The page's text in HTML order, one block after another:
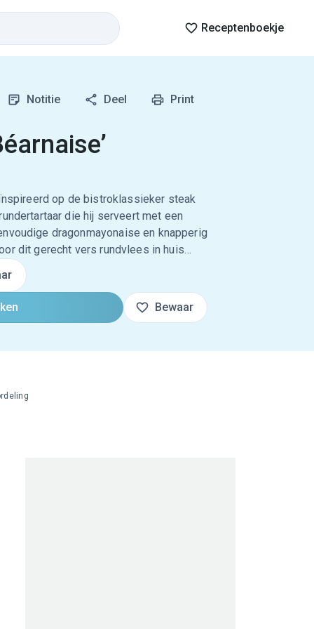
Receptenboekje
Notitie Deel Print
op de bistroklassieker steak
die hij serveert met een
dragonmayonaise en knapperig
dit gerecht vers rundvlees in huis…
Bewaar